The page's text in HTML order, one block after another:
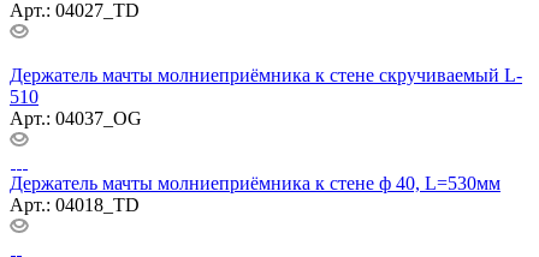
Арт.: 04027_TD
Держатель мачты молниеприёмника к стене скручиваемый L-
510
Арт.: 04037_OG
Держатель мачты молниеприёмника к стене ф 40, L=530мм
Арт.: 04018_TD